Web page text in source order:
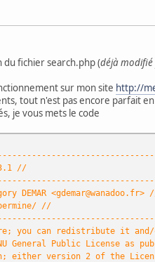
fichier search.php (déjà modifié
sur mon site http://
tout n'est pas encore parfait
je vous mets le code
//
DEMAR <gdemar@wanadoo.fr>
//
you can redistribute it
General Public License as
either version 2 of the